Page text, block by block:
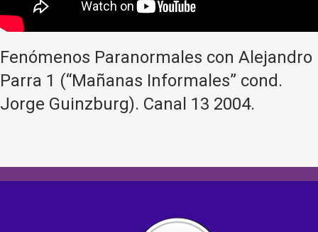
Fenómenos Paranormales con Alejandro
Parra 1 (“Mañanas Informales” cond.
Jorge Guinzburg). Canal 13 2004.